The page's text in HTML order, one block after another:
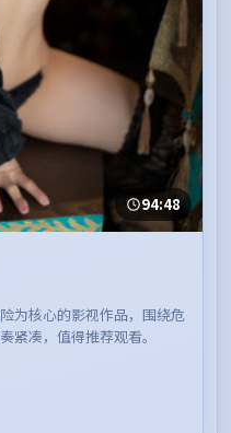
94:48
为核心的影视作品，围绕危
紧凑，值得推荐观看。